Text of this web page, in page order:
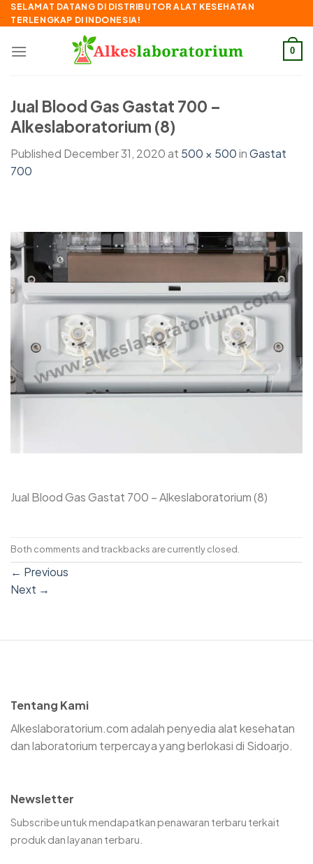
Skip
to
SELAMAT DATANG DI DISTRIBUTOR ALAT KESEHATAN
TERLENGKAP DI INDONESIA!
0
Jual Blood Gas Gastat 700 –
Alkeslaboratorium (8)
Published December 31, 2020at 500 × 500inGastat
700
Jual Blood Gas Gastat 700 – Alkeslaboratorium (8)
Both comments and trackbacks are currently closed.
← Previous
Next →
Tentang Kami
Alkeslaboratorium.com adalah penyedia alat kesehatan
dan laboratorium terpercaya yang berlokasi di Sidoarjo.
Newsletter
Subscribe untuk mendapatkan penawaran terbaru terkait
produk dan layanan terbaru.